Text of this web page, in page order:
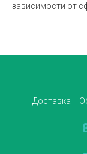
зависимости от
Доставка